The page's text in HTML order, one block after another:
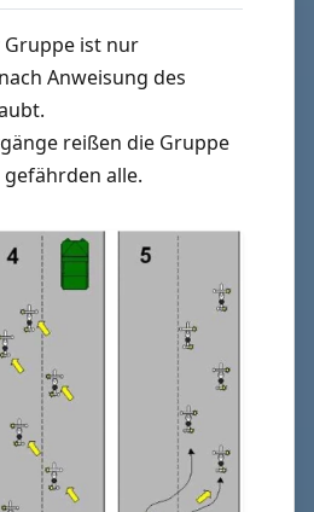
ist nur
Anweisung des
reißen die Gruppe
alle.